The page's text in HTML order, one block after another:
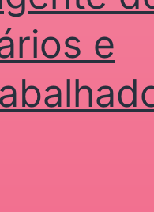
e